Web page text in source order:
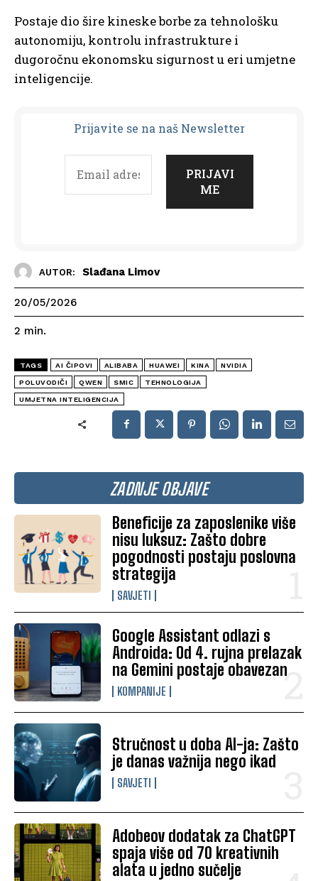
ZADNJE OBJAVE
Beneficije za zaposlenike više
nisu luksuz: Zašto dobre
pogodnosti postaju poslovna
strategija
SAVJETI
Google Assistant odlazi s
Androida: Od 4. rujna prelazak
na Gemini postaje obavezan
KOMPANIJE
Stručnost u doba AI-ja: Zašto
je danas važnija nego ikad
SAVJETI
Adobeov dodatak za ChatGPT
spaja više od 70 kreativnih
alata u jedno sučelje
Postaje dio šire kineske borbe za tehnološku
autonomiju, kontrolu infrastrukture i
dugoročnu ekonomsku sigurnost u eri umjetne
inteligencije.
Prijavite se na naš Newsletter
AUTOR: Slađana Limov
20/05/2026
2 min.
TAGS AI ČIPOVI ALIBABA HUAWEI KINA NVIDIA
POLUVODIČI QWEN SMIC TEHNOLOGIJA
UMJETNA INTELIGENCIJA